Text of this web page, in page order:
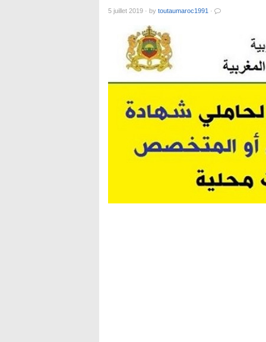
5 juillet 2019 · by toutaumaroc1991 ·